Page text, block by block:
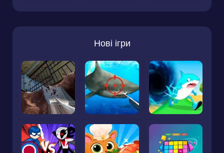
Нові ігри